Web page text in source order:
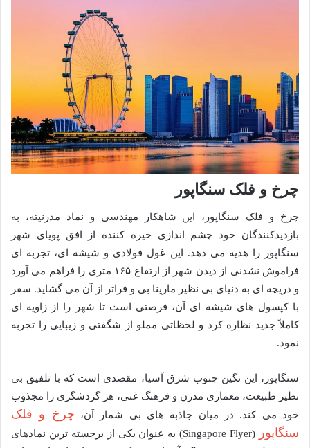
چرخ و فلک سنگاپور
چرخ و فلک سنگاپور، این شاهکار مهندسی و نماد مدرنیته، به
بازدیدکنندگان خود چشم اندازی خیره کننده از افق پویای شهر
سنگاپور را هدیه می دهد. این غول فولادی و شیشه ای، تجربه ای
فراموش نشدنی از دیدن شهر از ارتفاع ۱۶۵ متری را فراهم می آورد
و دریچه ای به دنیای بی نظیر مارینا بی و فراتر از آن می گشاید. سفر
با کپسول های شیشه ای آن، فرصتی است تا شهر را از زاویه ای
کاملاً جدید نظاره کرد و لحظاتی مملو از شگفتی و زیبایی را تجربه
نمود.
سنگاپور، این نگین جنوب شرق آسیا، مقصدی است که با تلفیق بی
نظیر طبیعت، معماری مدرن و فرهنگ غنی، هر گردشگری را مجذوب
خود می کند. در میان جاذبه های بی شمار آن، چرخ و فلک
سنگاپور
(Singapore Flyer) به عنوان یکی از برجسته ترین نمادهای